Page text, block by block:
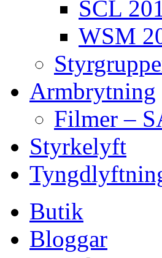
SCL
WSM
Armbrytning
Filmer –
Styrkelyft
Butik
Bloggar